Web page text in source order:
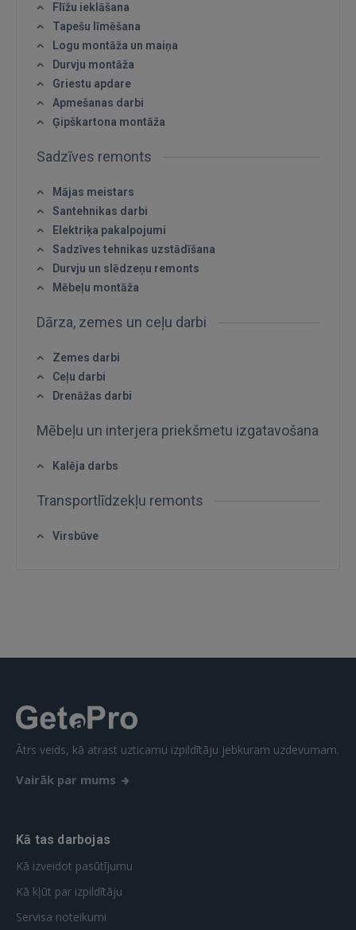
Ienākt
Aizmirsāt paroli?
 Sign in with Apple
Vēl neesat reģistrējies?
REĢISTRĀCIJA
Flīžu ieklāšana
Tapešu līmēšana
Logu montāža un maiņa
Durvju montāža
Griestu apdare
Apmešanas darbi
Ģipškartona montāža
Sadzīves remonts
Mājas meistars
Santehnikas darbi
Elektriķa pakalpojumi
Sadzīves tehnikas uzstādīšana
Durvju un slēdzeņu remonts
Mēbeļu montāža
Dārza, zemes un ceļu darbi
Zemes darbi
Ceļu darbi
Drenāžas darbi
Mēbeļu un interjera priekšmetu izgatavošana
Kalēja darbs
Transportlīdzekļu remonts
Virsbūve
Ātrs veids, kā atrast uzticamu izpildītāju jebkuram uzdevumam.
Vairāk par mums
Kā tas darbojas
Kā izveidot pasūtījumu
Kā kļūt par izpildītāju
Servisa noteikumi